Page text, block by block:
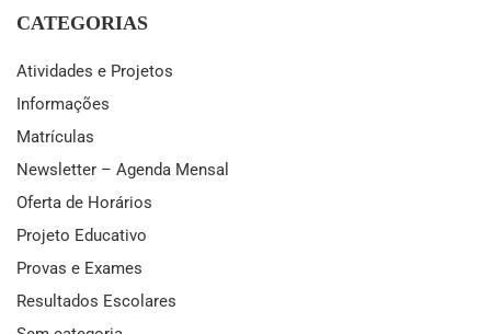
CATEGORIAS
Atividades e Projetos
Informações
Matrículas
Newsletter – Agenda Mensal
Oferta de Horários
Projeto Educativo
Provas e Exames
Resultados Escolares